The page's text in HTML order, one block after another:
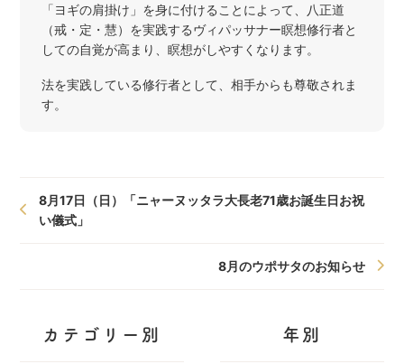
「ヨギの肩掛け」を身に付けることによって、八正道
（戒・定・慧）を実践するヴィパッサナー瞑想修行者と
しての自覚が高まり、瞑想がしやすくなります。
法を実践している修行者として、相手からも尊敬されま
す。
8月17日（日）「ニャーヌッタラ大長老71歳お誕生日お祝
い儀式」
8月のウポサタのお知らせ
カテゴリー別 年別